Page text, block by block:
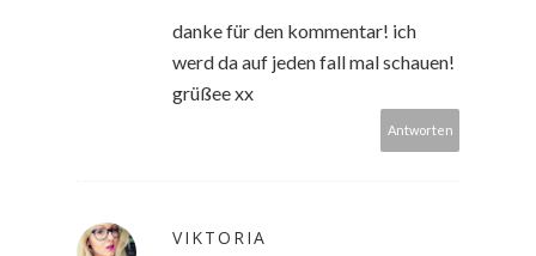
danke für den kommentar! ich
werd da auf jeden fall mal schauen!
grüßee xx
Antworten
VIKTORIA